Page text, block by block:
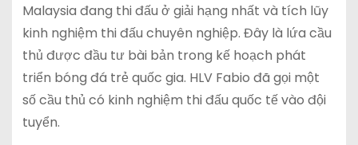
Malaysia đang thi đấu ở giải hạng nhất và tích lũy
kinh nghiệm thi đấu chuyên nghiệp. Đây là lứa cầu
thủ được đầu tư bài bản trong kế hoạch phát
triển bóng đá trẻ quốc gia. HLV Fabio đã gọi một
số cầu thủ có kinh nghiệm thi đấu quốc tế vào đội
tuyển.